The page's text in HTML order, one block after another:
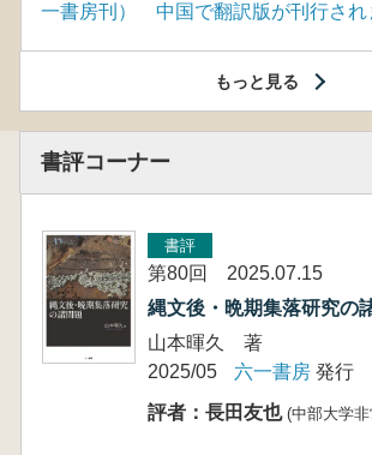
一書房刊） 中国で翻訳版が刊行され
もっと見る
書評コーナー
書評
第80回 2025.07.15
縄文後・晩期集落研究の
山本暉久 著
2025/05
六一書房 発行
評者：長田友也 (中部大学